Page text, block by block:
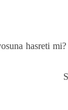
hasreti